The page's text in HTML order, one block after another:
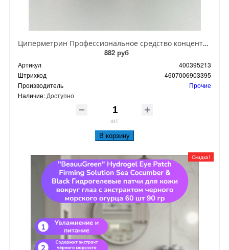
Циперметрин Профессиональное средство концентрат эмульсии 25% для уничтожения тараканов, мух,комаров, блох, клопов, муравьев, ос 50 мл
882 руб
Артикул
400395213
Штрихкод
4607006903395
Производитель
Прочие
Наличие:Доступно
шт
В корзину
Скидка!